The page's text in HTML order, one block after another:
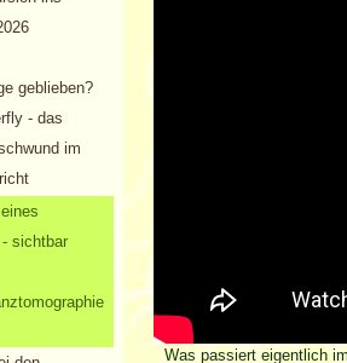
Was passiert eigentlich
geblieben?
- das
im
sichtbar